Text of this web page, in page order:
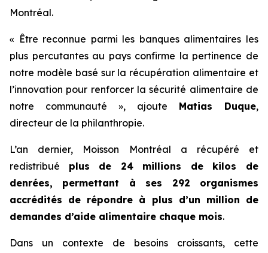
Montréal.
« Être reconnue parmi les banques alimentaires les
plus percutantes au pays confirme la pertinence de
notre modèle basé sur la récupération alimentaire et
l’innovation pour renforcer la sécurité alimentaire de
notre communauté », ajoute Matias Duque,
directeur de la philanthropie.
L’an dernier, Moisson Montréal a récupéré et
redistribué plus de 24 millions de kilos de
denrées, permettant à ses 292 organismes
accrédités de répondre à plus d’un million de
demandes d’aide alimentaire chaque mois.
Dans un contexte de besoins croissants, cette